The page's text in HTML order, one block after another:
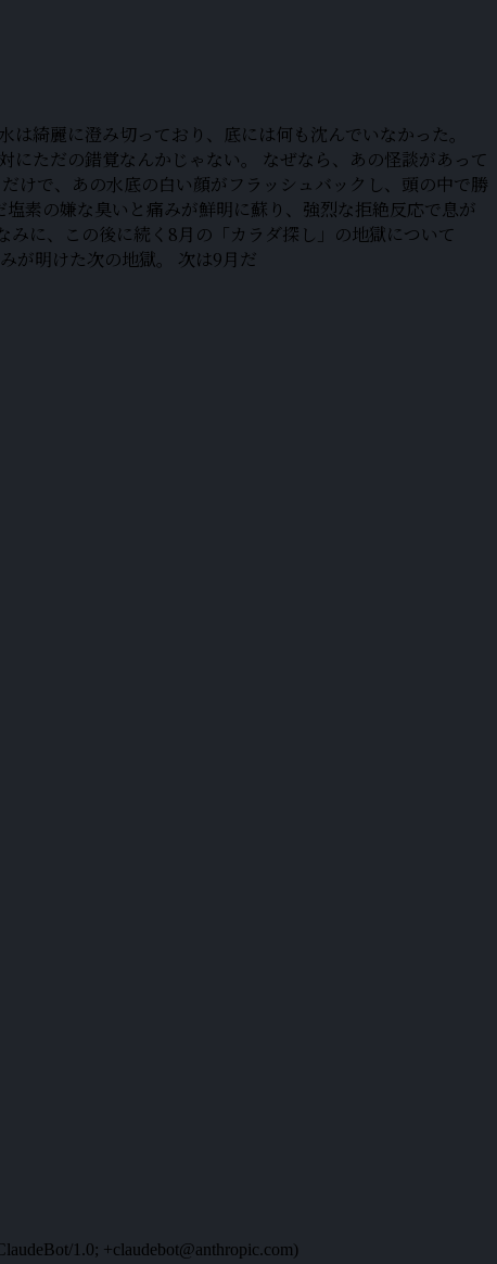
綺麗に澄み切っており、底には何も沈んでいなかった。
にただの錯覚なんかじゃない。 なぜなら、あの怪談があって
けで、あの水底の白い顔がフラッシュバックし、頭の中で勝
素の嫌な臭いと痛みが鮮明に蘇り、強烈な拒絶反応で息が
に、この後に続く8月の「カラダ探し」の地獄について
が明けた次の地獄。 次は9月だ
1.0; +claudebot@anthropic.com)